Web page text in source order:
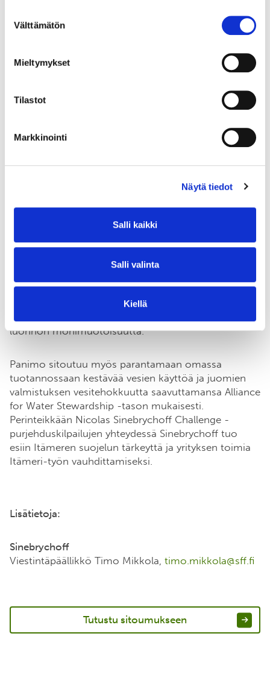
valinta
Välttämätön
Mieltymykset
Tilastot
Markkinointi
Näytä tiedot
Salli kaikki
Salli valinta
Kiellä
”Päästäksemme tavoitteisiimme meidän tulee olla
vuorovaikutussuhteessa maanviljelijöiden kanssa
uudistavan viljelyn menetelmien käyttöönotossa.
Tämän eteen teemme yhteistyötä BSAG:n sekä
esimerkiksi uudistavan viljelyn koulutuksia”, kertoo
Sinebrychoff tutkii myös sitä, miten uudistavan
maatalouden ja kiertotalouden periaatteiden
mukaista ravinteiden kierrätystä voitaisiin viedä vielä
syntyvä märkämäski toimitetaan tällä hetkellä
karjatiloille rehuksi, mutta ideaalitilanteessa myös
kiertotaloudessa. Näin ravinteet saataisiin
hyötykäyttöön, ja ympäristö säästyisi ylimääräiseltä
kuormitukselta. Karjanlannan kierrätys edistäisi myös
luonnon monimuotoisuutta.
Panimo sitoutuu myös parantamaan omassa
tuotannossaan kestävää vesien käyttöä ja juomien
valmistuksen vesitehokkuutta saavuttamansa Alliance
for Water Stewardship -tason mukaisesti.
Perinteikkään Nicolas Sinebrychoff Challenge -
purjehduskilpailujen yhteydessä Sinebrychoff tuo
esiin Itämeren suojelun tärkeyttä ja yrityksen toimia
Itämeri-työn vauhdittamiseksi.
Lisätietoja:
Sinebrychoff
Viestintäpäällikkö Timo Mikkola, timo.mikkola@sff.fi
Tutustu sitoumukseen